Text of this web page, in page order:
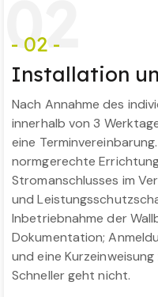
02
- 02 -
Installation
Nach Annahme des
innerhalb von 3
eine
normgerechte
Stromanschlusses im
und
Inbetriebnahme der
Dokumentation;
und eine
Schneller geht nicht.